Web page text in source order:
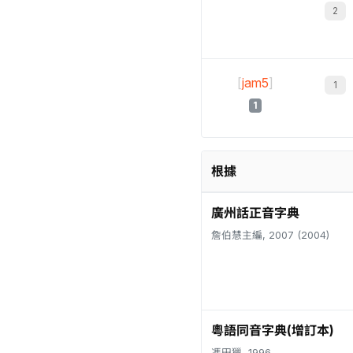
[jam5]
1
根據
廣州話正音字典
詹伯慧主編, 2007 (2004)
粵語同音字典(增訂本)